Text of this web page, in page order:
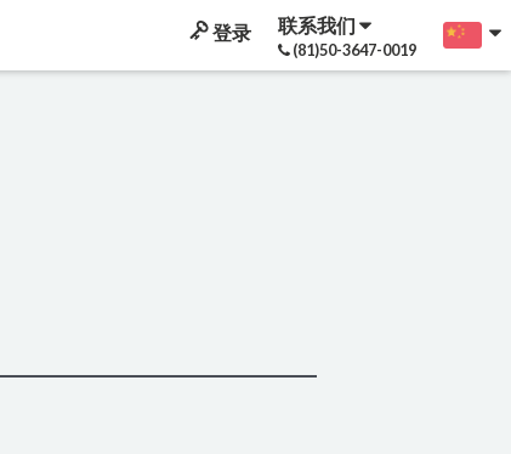
登录 联系我们
(81)50-3647-0019